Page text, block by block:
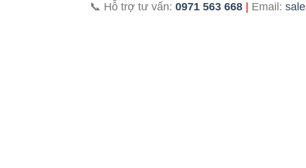
📞 Hỗ trợ tư vấn: 0971 563 668 Email: